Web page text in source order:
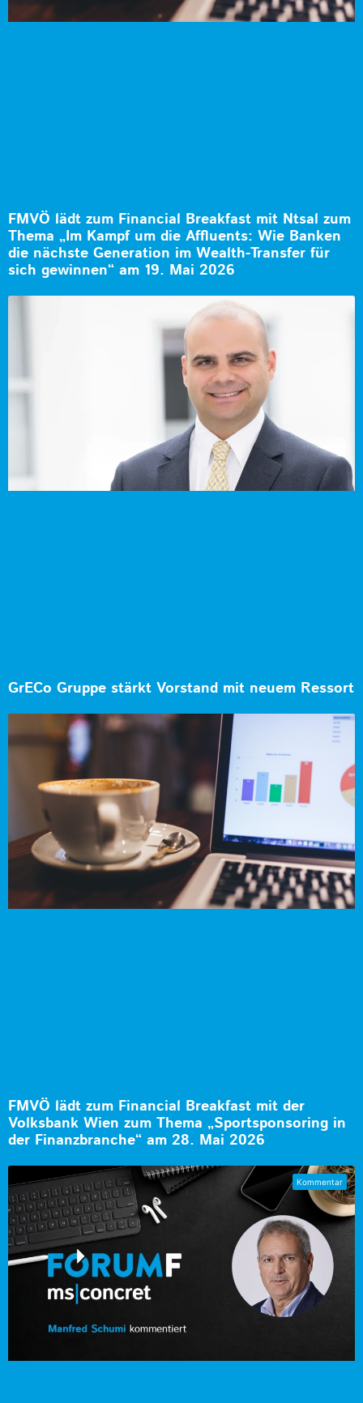
FMVÖ lädt zum Financial Breakfast mit Ntsal zum
Thema „Im Kampf um die Affluents: Wie Banken
die nächste Generation im Wealth-Transfer für
sich gewinnen“ am 19. Mai 2026
GrECo Gruppe stärkt Vorstand mit neuem Ressort
FMVÖ lädt zum Financial Breakfast mit der
Volksbank Wien zum Thema „Sportsponsoring in
der Finanzbranche“ am 28. Mai 2026